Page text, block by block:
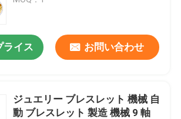
フレーシングマシン
ライス お問い合わせ
ジュエリー ブレスレット 機械 自
動 ブレスレット 製造 機械 9 軸